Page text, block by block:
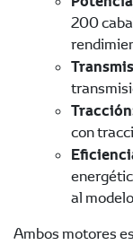
200
con
al
Ambos motores